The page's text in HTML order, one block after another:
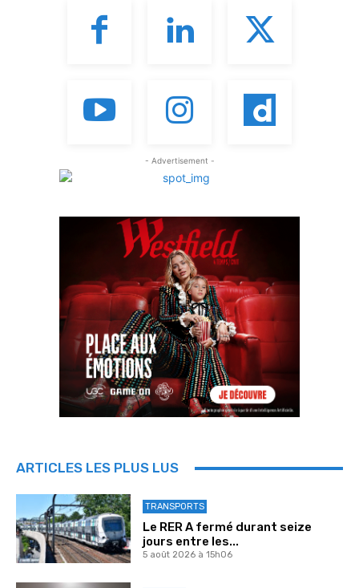
- Advertisement -
ARTICLES LES PLUS LUS
TRANSPORTS
Le RER A fermé durant seize
jours entre les...
5 août 2026 à 15h06